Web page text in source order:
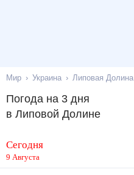
Мир Украина Липовая Долина
Погода на 3 дня
в Липовой Долине
Сегодня
9 Августа